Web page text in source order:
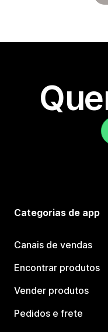
Categorias de app
Canais de vendas
Encontrar produtos
Vender produtos
Pedidos e frete